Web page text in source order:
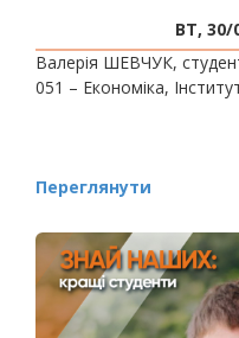
ВТ, 30/
Валерія ШЕВЧУК,
051 – Економіка,
Переглянути